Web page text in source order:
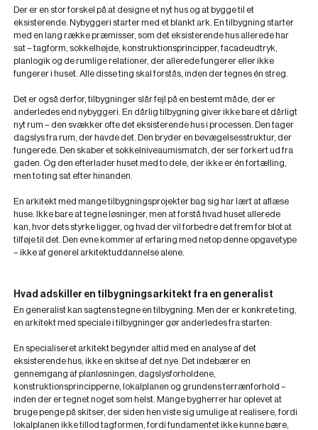
Der er en stor forskel på at designe et nyt hus og at bygge til et
eksisterende. Nybyggeri starter med et blankt ark. En tilbygning starter
med en lang række præmisser, som det eksisterende hus allerede har
sat – tagform, sokkelhøjde, konstruktionsprincipper, facadeudtryk,
planlogik og de rumlige relationer, der allerede fungerer eller ikke
fungerer i huset. Alle disse ting skal forstås, inden der tegnes én streg.
Det er også derfor, tilbygninger slår fejl på en bestemt måde, der er
anderledes end nybyggeri. En dårlig tilbygning giver ikke bare et dårligt
nyt rum – den svækker ofte det eksisterende hus i processen. Den tager
dagslys fra rum, der havde det. Den bryder en bevægelsesstruktur, der
fungerede. Den skaber et sokkelniveaumismatch, der ser forkert ud fra
gaden. Og den efterlader huset med to dele, der ikke er én fortælling,
men to ting sat efter hinanden.
En arkitekt med mange tilbygningsprojekter bag sig har lært at aflæse
huse. Ikke bare at tegne løsninger, men at forstå hvad huset allerede
kan, hvor dets styrke ligger, og hvad der vil forbedre det frem for blot at
tilføje til det. Den evne kommer af erfaring med netop denne opgavetype
– ikke af generel arkitektuddannelse alene.
Hvad adskiller en tilbygningsarkitekt fra en generalist
En generalist kan sagtens tegne en tilbygning. Men der er konkrete ting,
en arkitekt med speciale i tilbygninger gør anderledes fra starten:
En specialiseret arkitekt begynder altid med en analyse af det
eksisterende hus, ikke en skitse af det nye. Det indebærer en
gennemgang af planløsningen, dagslysforholdene,
konstruktionsprincipperne, lokalplanen og grundens terrænforhold –
inden der er tegnet noget som helst. Mange bygherrer har oplevet at
bruge penge på skitser, der siden hen viste sig umulige at realisere, fordi
lokalplanen ikke tillod tagformen, fordi fundamentet ikke kunne bære,